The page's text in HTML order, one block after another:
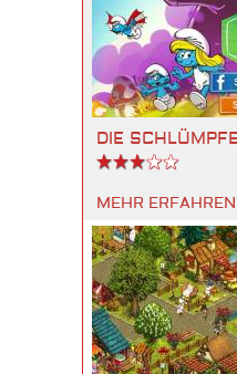
DIE
MEHR ERFAHREN